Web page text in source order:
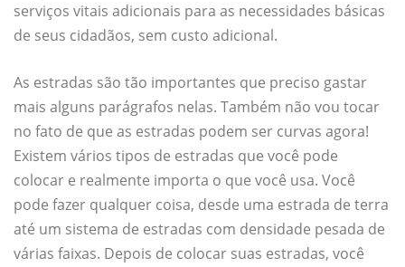
serviços vitais adicionais para as necessidades básicas
de seus cidadãos, sem custo adicional.
As estradas são tão importantes que preciso gastar
mais alguns parágrafos nelas. Também não vou tocar
no fato de que as estradas podem ser curvas agora!
Existem vários tipos de estradas que você pode
colocar e realmente importa o que você usa. Você
pode fazer qualquer coisa, desde uma estrada de terra
até um sistema de estradas com densidade pesada de
várias faixas. Depois de colocar suas estradas, você